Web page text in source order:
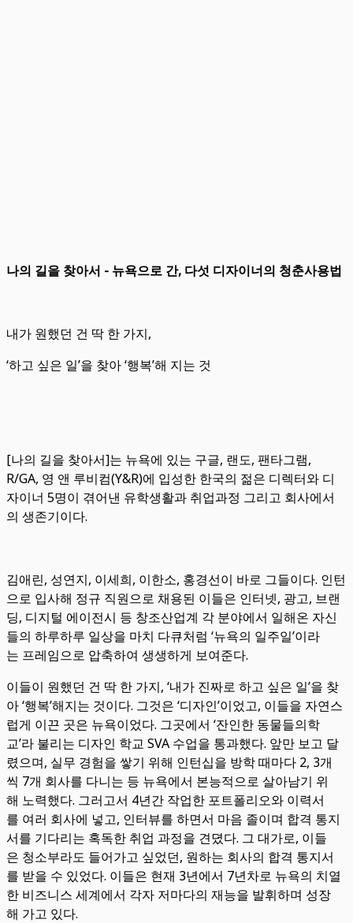
나의 길을 찾아서 - 뉴욕으로 간, 다섯 디자이너의 청춘사용법
내가 원했던 건 딱 한 가지,
‘하고 싶은 일’을 찾아 ‘행복’해 지는 것
[나의 길을 찾아서]는 뉴욕에 있는 구글, 랜도, 팬타그램,
R/GA, 영 앤 루비컴(Y&R)에 입성한 한국의 젊은 디렉터와 디
자이너 5명이 겪어낸 유학생활과 취업과정 그리고 회사에서
의 생존기이다.
김애린, 성연지, 이세희, 이한소, 홍경선이 바로 그들이다. 인턴
으로 입사해 정규 직원으로 채용된 이들은 인터넷, 광고, 브랜
딩, 디지털 에이전시 등 창조산업계 각 분야에서 일해온 자신
들의 하루하루 일상을 마치 다큐처럼 ‘뉴욕의 일주일’이라
는 프레임으로 압축하여 생생하게 보여준다.
이들이 원했던 건 딱 한 가지, ‘내가 진짜로 하고 싶은 일’을 찾
아 ‘행복’해지는 것이다. 그것은 ‘디자인’이었고, 이들을 자연스
럽게 이끈 곳은 뉴욕이었다. 그곳에서 ‘잔인한 동물들의학
교’라 불리는 디자인 학교 SVA 수업을 통과했다. 앞만 보고 달
렸으며, 실무 경험을 쌓기 위해 인턴십을 방학 때마다 2, 3개
씩 7개 회사를 다니는 등 뉴욕에서 본능적으로 살아남기 위
해 노력했다. 그러고서 4년간 작업한 포트폴리오와 이력서
를 여러 회사에 넣고, 인터뷰를 하면서 마음 졸이며 합격 통지
서를 기다리는 혹독한 취업 과정을 견뎠다. 그 대가로, 이들
은 청소부라도 들어가고 싶었던, 원하는 회사의 합격 통지서
를 받을 수 있었다. 이들은 현재 3년에서 7년차로 뉴욕의 치열
한 비즈니스 세계에서 각자 저마다의 재능을 발휘하며 성장
해 가고 있다.